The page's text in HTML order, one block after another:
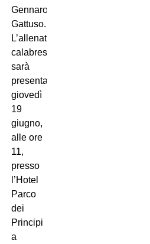
Gennaro
Gattuso.
L’allenatore
calabrese
sarà
presentato
giovedì
19
giugno,
alle ore
11,
presso
l’Hotel
Parco
dei
Principi
a